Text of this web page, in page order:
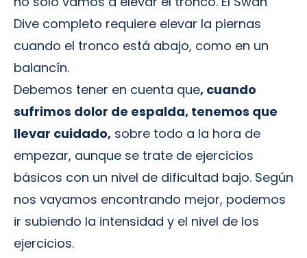
Dive completo requiere elevar la piernas
cuando el tronco está abajo, como en un
balancín.
Debemos tener en cuenta que, cuando
sufrimos dolor de espalda, tenemos que
llevar cuidado, sobre todo a la hora de
empezar, aunque se trate de ejercicios
básicos con un nivel de dificultad bajo. Según
nos vayamos encontrando mejor, podemos
ir subiendo la intensidad y el nivel de los
ejercicios.